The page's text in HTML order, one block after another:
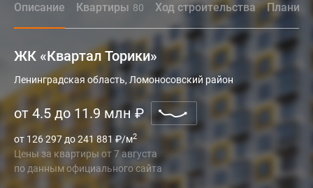
Описание Квартиры 80 Ход строительства
ЖК «Квартал Торики»
Жилой
квартал
«Торики»
возводится
застройщиком
«Самолет»
в
Ленинградская область, Ломоносовский район
от 4.5 до 11.9 млн ₽
от 126 297 до 241 881 ₽/м2
Цены за квартиры от7 августа
по данным официального сайта